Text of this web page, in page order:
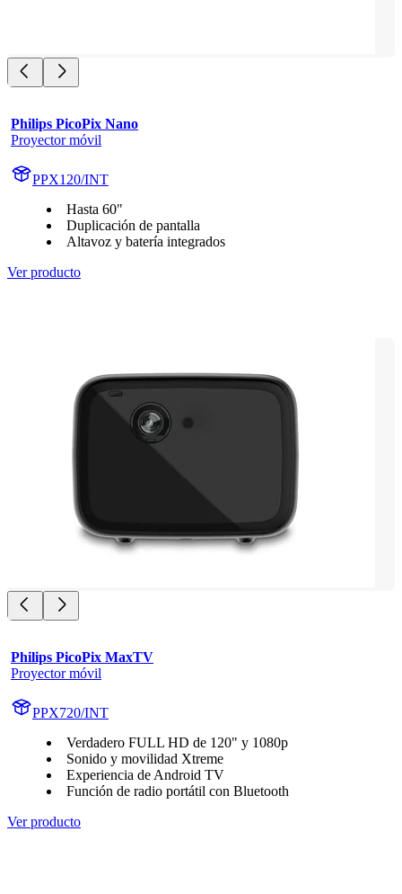
Philips PicoPix Nano
Proyector móvil
PPX120/INT
Hasta 60"
Duplicación de pantalla
Altavoz y batería integrados
Ver producto
Philips PicoPix MaxTV
Proyector móvil
PPX720/INT
Verdadero FULL HD de 120" y 1080p
Sonido y movilidad Xtreme
Experiencia de Android TV
Función de radio portátil con Bluetooth
Ver producto